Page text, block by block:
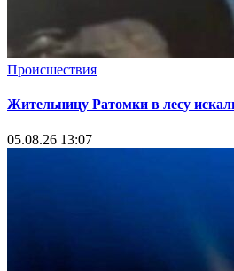
Происшествия
Жительницу Ратомки в лесу
05.08.26 13:07